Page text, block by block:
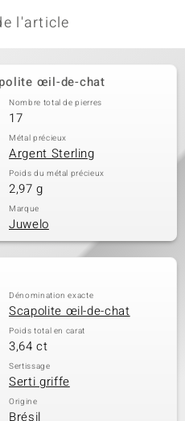
l'article
œil-de-chat
Nombre total de pierres
17
Métal précieux
Argent Sterling
Poids du métal précieux
2,97 g
Marque
Juwelo
Dénomination exacte
Scapolite œil-de-chat
Poids total en carat
3,64 ct
Sertissage
Serti griffe
Origine
Brésil